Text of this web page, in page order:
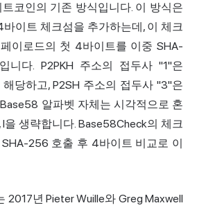
트코인의 기존 방식입니다. 이 방식은
이트 체크섬을 추가하는데, 이 체크
이로드의 첫 4바이트를 이중 SHA-
니다. P2PKH 주소의 접두사 "1"은
당하고, P2SH 주소의 접두사 "3"은
알파벳 자체는 시각적으로 혼
l을 생략합니다. Base58Check의 체크
256 호출 후 4바이트 비교로 이
2017년 Pieter Wuille와 Greg Maxwell